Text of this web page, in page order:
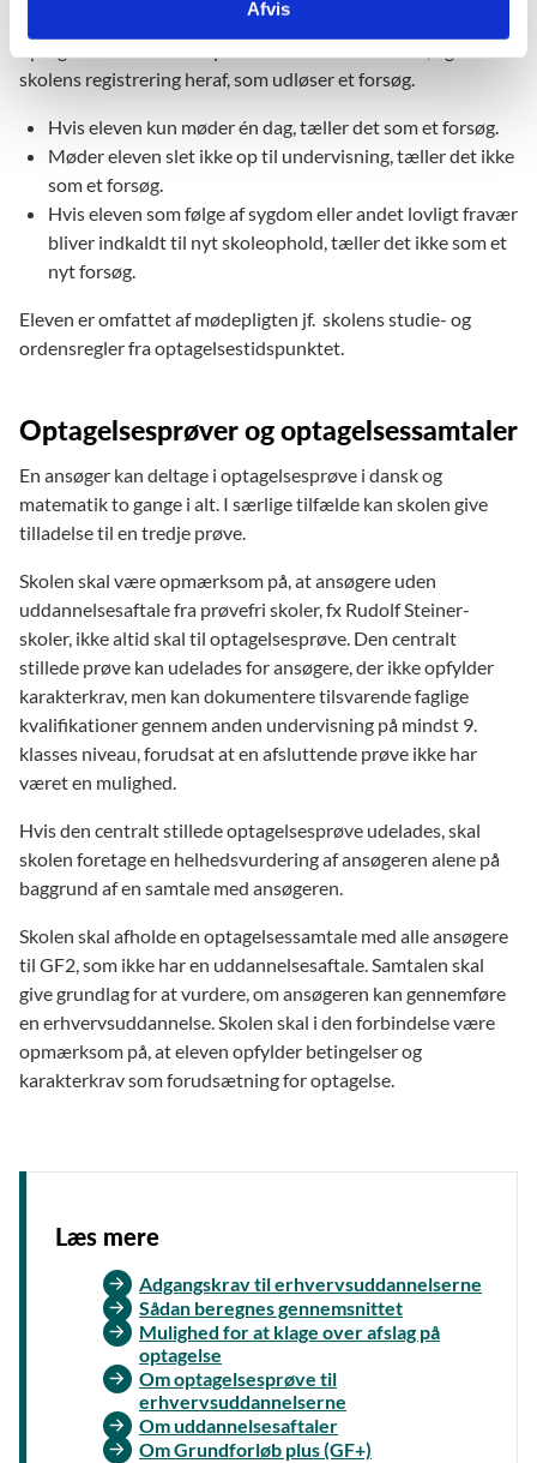
Afvis
det er i overensstemmelse med skolens meddelelse om
skolens registrering heraf, som udløser et forsøg.
Hvis eleven kun møder én dag, tæller det som et forsøg.
Møder eleven slet ikke op til undervisning, tæller det ikke
som et forsøg.
Hvis eleven som følge af sygdom eller andet lovligt fravær
bliver indkaldt til nyt skoleophold, tæller det ikke som et
nyt forsøg.
Eleven er omfattet af mødepligten jf. skolens studie- og
ordensregler fra optagelsestidspunktet.
Optagelsesprøver og optagelsessamtaler
En ansøger kan deltage i optagelsesprøve i dansk og
matematik to gange i alt. I særlige tilfælde kan skolen give
tilladelse til en tredje prøve.
Skolen skal være opmærksom på, at ansøgere uden
uddannelsesaftale fra prøvefri skoler, fx Rudolf Steiner-
skoler, ikke altid skal til optagelsesprøve. Den centralt
stillede prøve kan udelades for ansøgere, der ikke opfylder
karakterkrav, men kan dokumentere tilsvarende faglige
kvalifikationer gennem anden undervisning på mindst 9.
klasses niveau, forudsat at en afsluttende prøve ikke har
været en mulighed.
Hvis den centralt stillede optagelsesprøve udelades, skal
skolen foretage en helhedsvurdering af ansøgeren alene på
baggrund af en samtale med ansøgeren.
Skolen skal afholde en optagelsessamtale med alle ansøgere
til GF2, som ikke har en uddannelsesaftale. Samtalen skal
give grundlag for at vurdere, om ansøgeren kan gennemføre
en erhvervsuddannelse. Skolen skal i den forbindelse være
opmærksom på, at eleven opfylder betingelser og
karakterkrav som forudsætning for optagelse.
Læs mere
Adgangskrav til erhvervsuddannelserne
Sådan beregnes gennemsnittet
Mulighed for at klage over afslag på
optagelse
Om optagelsesprøve til
erhvervsuddannelserne
Om uddannelsesaftaler
Om Grundforløb plus (GF+)